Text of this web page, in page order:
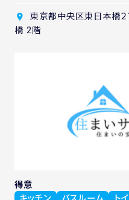
東京都中央区東日本橋
橋 2階
得意